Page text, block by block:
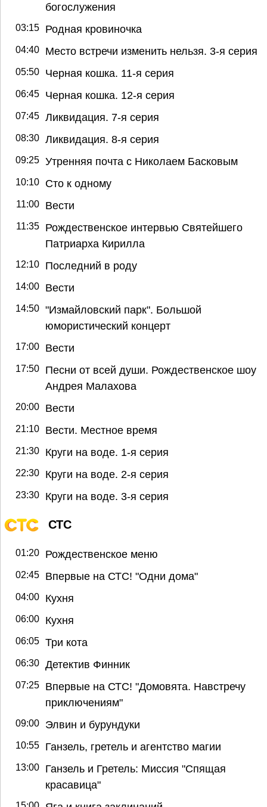
богослужения
03:15 Родная кровиночка
04:40 Место встречи изменить нельзя. 3-я серия
05:50 Черная кошка. 11-я серия
06:45 Черная кошка. 12-я серия
07:45 Ликвидация. 7-я серия
08:30 Ликвидация. 8-я серия
09:25 Утренняя почта с Николаем Басковым
10:10 Сто к одному
11:00 Вести
11:35
Рождественское интервью Святейшего
Патриарха Кирилла
12:10 Последний в роду
14:00 Вести
14:50 "Измайловский парк". Большой
юмористический концерт
17:00 Вести
17:50
Песни от всей души. Рождественское шоу
Андрея Малахова
20:00 Вести
21:10 Вести. Местное время
21:30 Круги на воде. 1-я серия
22:30 Круги на воде. 2-я серия
23:30 Круги на воде. 3-я серия
СТС
01:20 Рождественское меню
02:45 Впервые на СТС! "Одни дома"
04:00 Кухня
06:00 Кухня
06:05 Три кота
06:30 Детектив Финник
07:25
Впервые на СТС! "Домовята. Навстречу
приключениям"
09:00 Элвин и бурундуки
10:55 Ганзель, гретель и агентство магии
13:00
Ганзель и Гретель: Миссия "Спящая
красавица"